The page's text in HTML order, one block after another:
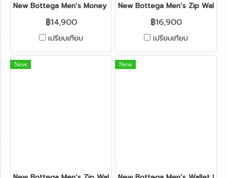
New Bottega Men’s Money Clip in Etoupe Leather
฿14,900
เปรียบเทียบ
New Bottega Men’s Zip Wallet
฿16,900
เปรียบเทียบ
New New